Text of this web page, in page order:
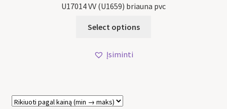
U17014 VV (U1659) briauna pvc
Select options
Įsiminti